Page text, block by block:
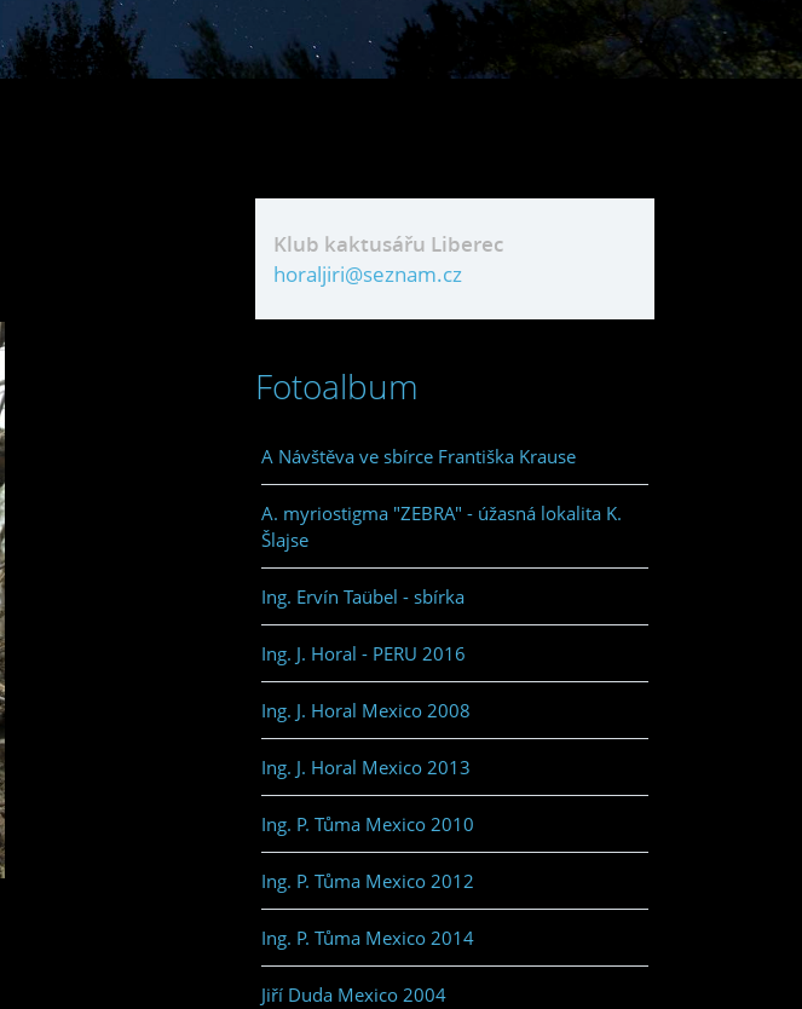
Klub kaktusářu Liberec
horaljiri@seznam.cz
Fotoalbum
A Návštěva ve sbírce Františka Krause
A. myriostigma "ZEBRA" - úžasná lokalita K.
Šlajse
Ing. Ervín Taübel - sbírka
Ing. J. Horal - PERU 2016
Ing. J. Horal Mexico 2008
Ing. J. Horal Mexico 2013
Ing. P. Tůma Mexico 2010
Ing. P. Tůma Mexico 2012
Ing. P. Tůma Mexico 2014
Jiří Duda Mexico 2004